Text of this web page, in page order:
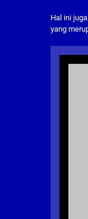
Hal ini
yang